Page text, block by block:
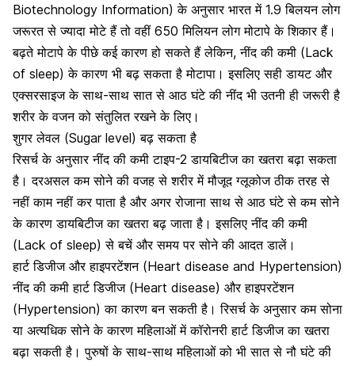
Biotechnology Information) के अनुसार भारत में 1.9 बिलयन लोग
जरूरत से ज्यादा मोटे हैं तो वहीं 650 मिलियन लोग मोटापे के शिकार हैं।
बढ़ते मोटापे के पीछे कई कारण हो सकते हैं लेकिन, नींद की कमी (Lack
of sleep) के कारण भी बढ़ सकता हैमोटापा । इसलिए सहीडायटऔर
एक्सरसाइज के साथ-साथ सात से आठ घंटे की नींद भी उतनी ही जरूरी है
शरीर केवजन को संतुलित रखने के लिए ।
शुगर लेवल (Sugar level) बढ़ सकता है
रिसर्च के अनुसार नींद की कमीटाइप-2 डायबिटीजका खतरा बढ़ा सकता
है। दरअसल कम सोने की वजह से शरीर में मौजूद ग्लूकोज ठीक तरह से
नहीं काम नहीं कर पाता है और अगर रोजाना साथ से आठ घंटे से कम सोने
के कारण डायबिटीज का खतरा बढ़ जाता है। इसलिए नींद की कमी
(Lack of sleep) से बचें और समय पर सोने की आदत डालें।
हार्ट डिजीज और हाइपरटेंशन (Heart disease and Hypertension)
नींद की कमीहार्ट डिजीज(Heart disease) औरहाइपरटेंशन
(Hypertension) का कारण बन सकती है। रिसर्च के अनुसार कम सोना
या अत्यधिक सोने के कारण महिलाओं में कॉरोनरी हार्ट डिजीज का खतरा
बढ़ा सकती है। पुरुषों के साथ-साथ महिलाओं को भी सात से नौ घंटे की